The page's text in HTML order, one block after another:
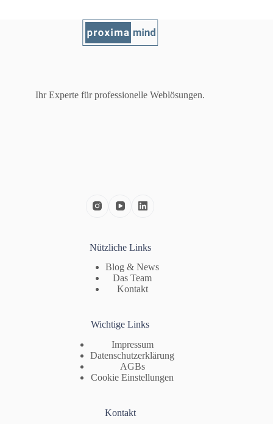
Ihr Experte für professionelle Weblösungen.
Nützliche Links
Blog & News
Das Team
Kontakt
Wichtige Links
Impressum
Datenschutzerklärung
AGBs
Cookie Einstellungen
Kontakt